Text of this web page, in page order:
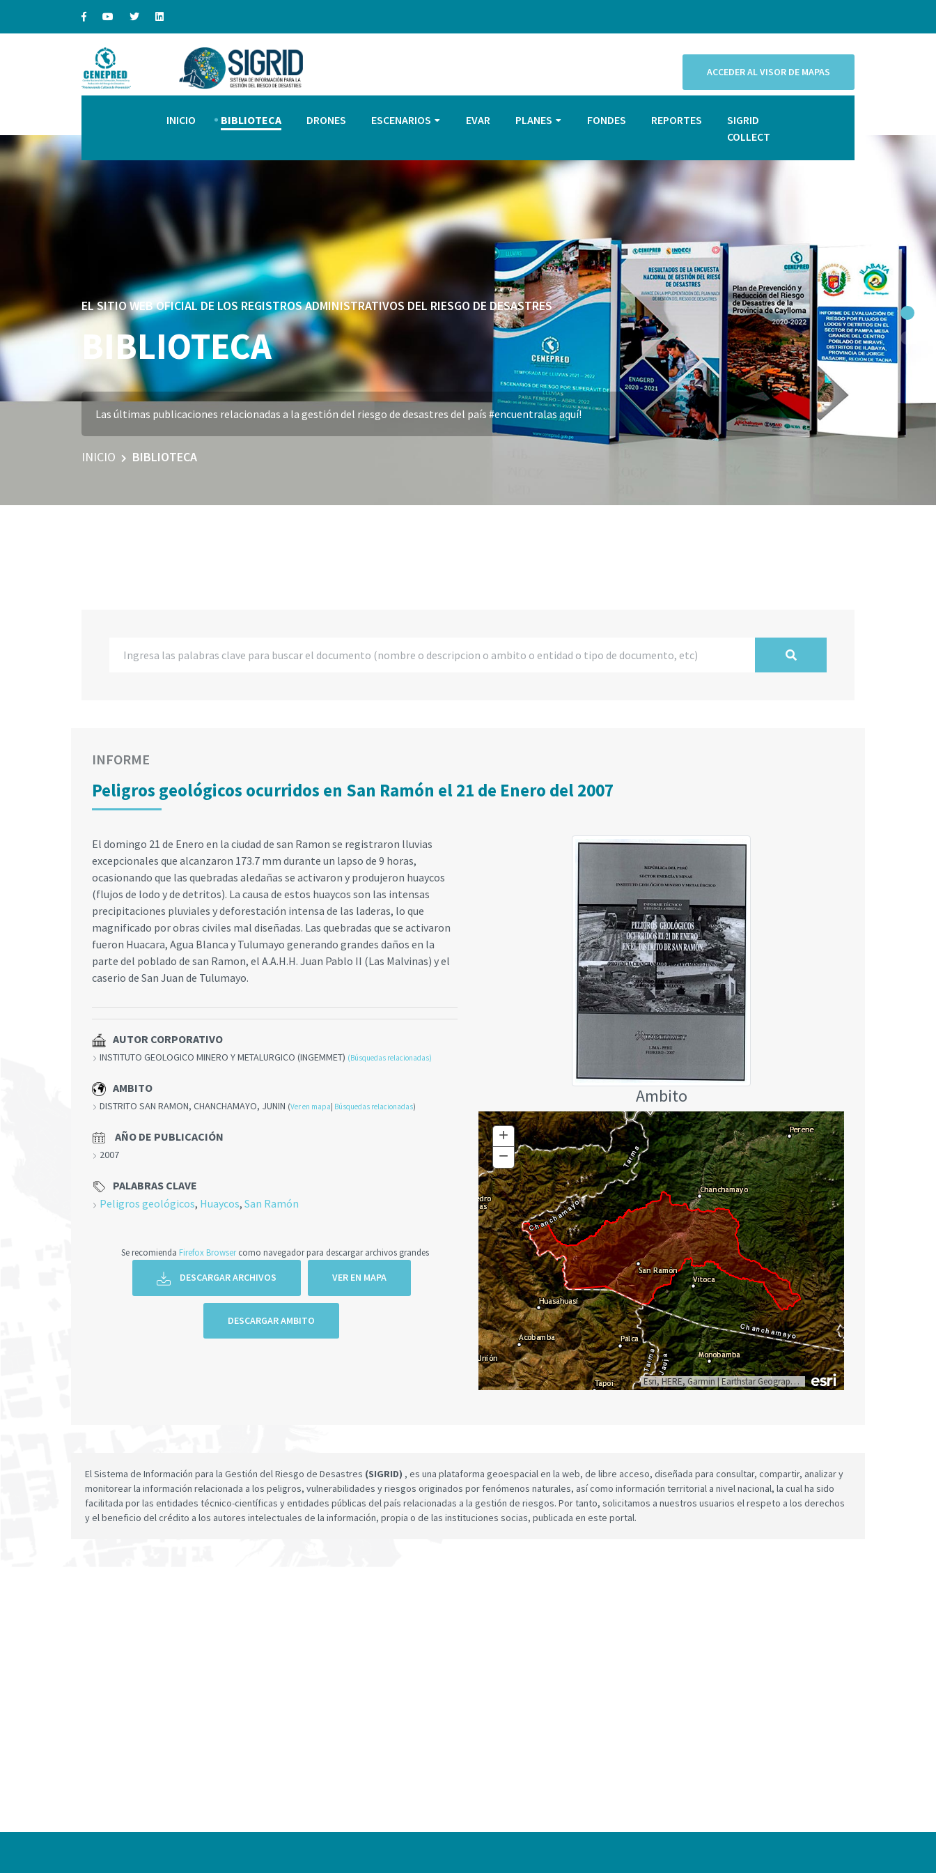
ACCEDER AL VISOR DE MAPAS
INICIO BIBLIOTECA DRONES ESCENARIOS EVAR PLANES FONDES REPORTES
SIGRID
COLLECT
EL SITIO WEB OFICIAL DE LOS REGISTROS ADMINISTRATIVOS DEL RIESGO DE DESASTRES
BIBLIOTECA
Las últimas publicaciones relacionadas a la gestión del riesgo de desastres del país #encuentralas aquí!
INICIO BIBLIOTECA
INFORME
Peligros geológicos ocurridos en San Ramón el 21 de Enero del 2007
El domingo 21 de Enero en la ciudad de san Ramon se registraron lluvias
excepcionales que alcanzaron 173.7 mm durante un lapso de 9 horas,
ocasionando que las quebradas aledañas se activaron y produjeron huaycos
(flujos de lodo y de detritos). La causa de estos huaycos son las intensas
precipitaciones pluviales y deforestación intensa de las laderas, lo que
magnificado por obras civiles mal diseñadas. Las quebradas que se activaron
fueron Huacara, Agua Blanca y Tulumayo generando grandes daños en la
parte del poblado de san Ramon, el A.A.H.H. Juan Pablo II (Las Malvinas) y el
caserio de San Juan de Tulumayo.
AUTOR CORPORATIVO
INSTITUTO GEOLOGICO MINERO Y METALURGICO (INGEMMET) (Búsquedas relacionadas)
AMBITO
DISTRITO SAN RAMON, CHANCHAMAYO, JUNIN (Ver en mapa Búsquedas relacionadas)
AÑO DE PUBLICACIÓN
2007
PALABRAS CLAVE
Peligros geológicos, Huaycos, San Ramón
Se recomienda Firefox Browsercomo navegador para descargar archivos grandes
DESCARGAR ARCHIVOS VER EN MAPA
DESCARGAR AMBITO
Ambito
Esri, HERE, Garmin |Earthstar Geographics
+ Zoom
In
− Zoom
Out
El Sistema de Información para la Gestión del Riesgo de Desastres (SIGRID) , es una plataforma geoespacial en la web, de libre acceso, diseñada para consultar, compartir, analizar y
monitorear la información relacionada a los peligros, vulnerabilidades y riesgos originados por fenómenos naturales, así como información territorial a nivel nacional, la cual ha sido
facilitada por las entidades técnico-científicas y entidades públicas del país relacionadas a la gestión de riesgos. Por tanto, solicitamos a nuestros usuarios el respeto a los derechos
y el beneficio del crédito a los autores intelectuales de la información, propia o de las instituciones socias, publicada en este portal.